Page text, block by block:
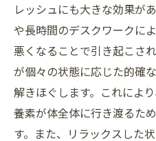
レッシュにも大きな効果が
や長時間のデスクワークに
悪くなることで引き起こさ
が個々の状態に応じた的確
解きほぐします。これによ
養素が体全体に行き渡るた
す。また、リラックスした